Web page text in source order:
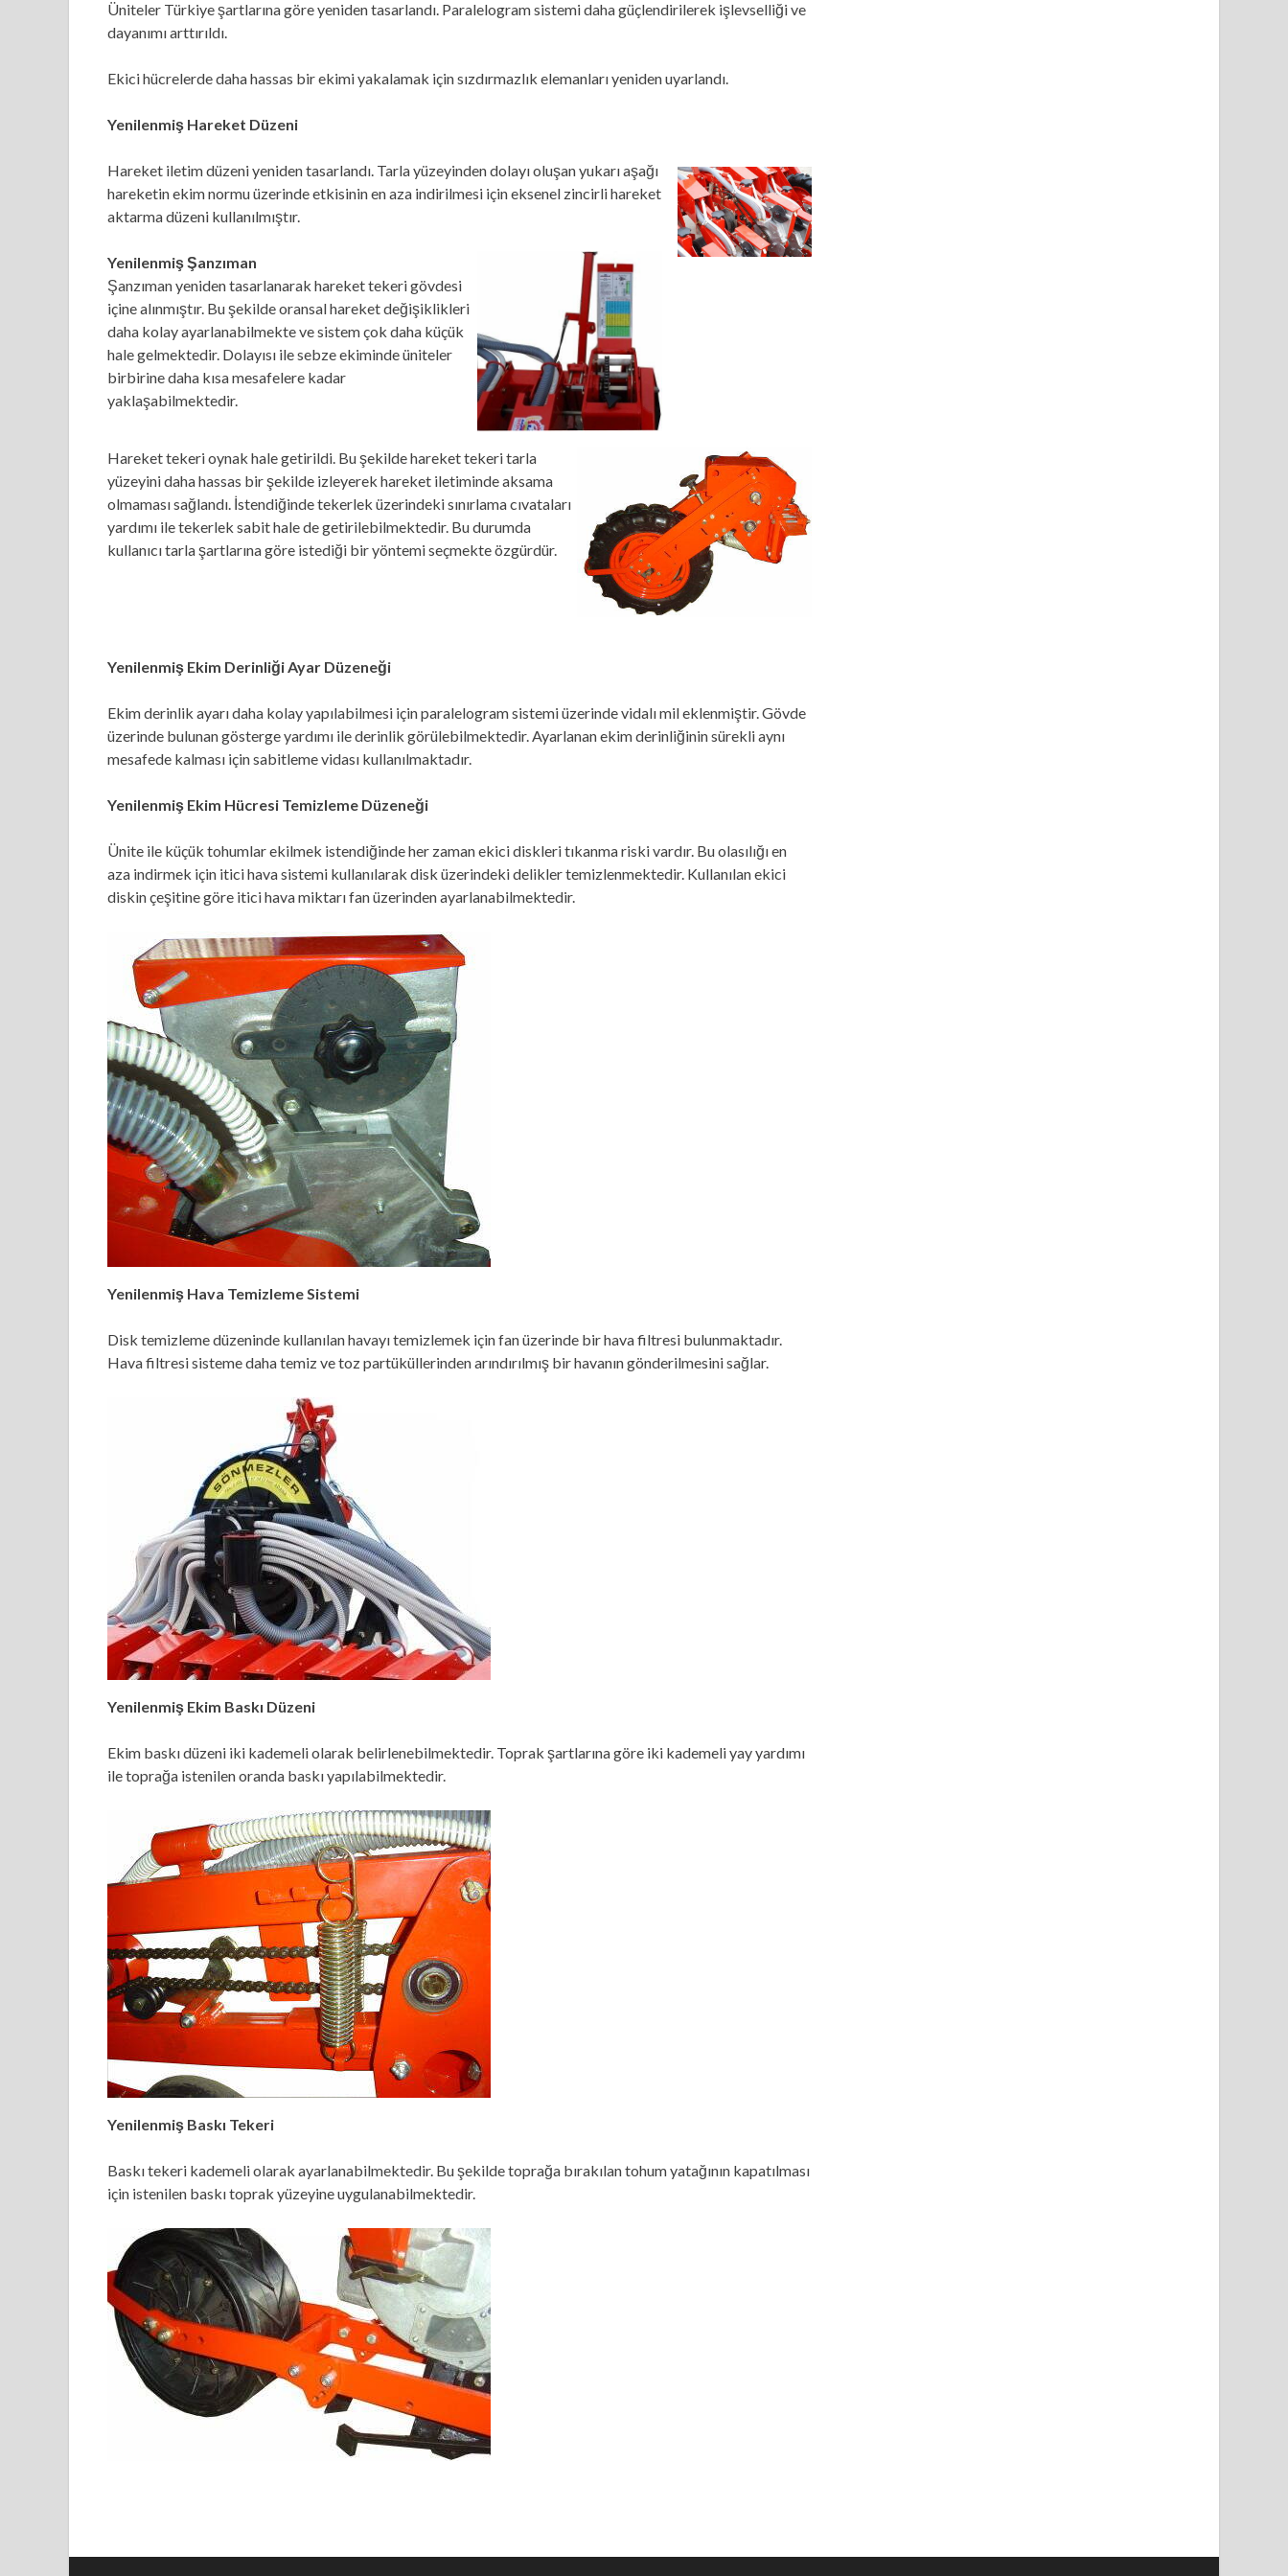
Üniteler Türkiye şartlarına göre yeniden tasarlandı. Paralelogram sistemi daha güçlendirilerek işlevselliği ve
dayanımı arttırıldı.
Ekici hücrelerde daha hassas bir ekimi yakalamak için sızdırmazlık elemanları yeniden uyarlandı.
Yenilenmiş Hareket Düzeni
Hareket iletim düzeni yeniden tasarlandı. Tarla yüzeyinden dolayı oluşan yukarı aşağı
hareketin ekim normu üzerinde etkisinin en aza indirilmesi için eksenel zincirli hareket
aktarma düzeni kullanılmıştır.
Yenilenmiş Şanzıman
Şanzıman yeniden tasarlanarak hareket tekeri gövdesi
içine alınmıştır. Bu şekilde oransal hareket değişiklikleri
daha kolay ayarlanabilmekte ve sistem çok daha küçük
hale gelmektedir. Dolayısı ile sebze ekiminde üniteler
birbirine daha kısa mesafelere kadar
yaklaşabilmektedir.
Hareket tekeri oynak hale getirildi. Bu şekilde hareket tekeri tarla
yüzeyini daha hassas bir şekilde izleyerek hareket iletiminde aksama
olmaması sağlandı. İstendiğinde tekerlek üzerindeki sınırlama cıvataları
yardımı ile tekerlek sabit hale de getirilebilmektedir. Bu durumda
kullanıcı tarla şartlarına göre istediği bir yöntemi seçmekte özgürdür.
Yenilenmiş Ekim Derinliği Ayar Düzeneği
Ekim derinlik ayarı daha kolay yapılabilmesi için paralelogram sistemi üzerinde vidalı mil eklenmiştir. Gövde
üzerinde bulunan gösterge yardımı ile derinlik görülebilmektedir. Ayarlanan ekim derinliğinin sürekli aynı
mesafede kalması için sabitleme vidası kullanılmaktadır.
Yenilenmiş Ekim Hücresi Temizleme Düzeneği
Ünite ile küçük tohumlar ekilmek istendiğinde her zaman ekici diskleri tıkanma riski vardır. Bu olasılığı en
aza indirmek için itici hava sistemi kullanılarak disk üzerindeki delikler temizlenmektedir. Kullanılan ekici
diskin çeşitine göre itici hava miktarı fan üzerinden ayarlanabilmektedir.
Yenilenmiş Hava Temizleme Sistemi
Disk temizleme düzeninde kullanılan havayı temizlemek için fan üzerinde bir hava filtresi bulunmaktadır.
Hava filtresi sisteme daha temiz ve toz partüküllerinden arındırılmış bir havanın gönderilmesini sağlar.
Yenilenmiş Ekim Baskı Düzeni
Ekim baskı düzeni iki kademeli olarak belirlenebilmektedir. Toprak şartlarına göre iki kademeli yay yardımı
ile toprağa istenilen oranda baskı yapılabilmektedir.
Yenilenmiş Baskı Tekeri
Baskı tekeri kademeli olarak ayarlanabilmektedir. Bu şekilde toprağa bırakılan tohum yatağının kapatılması
için istenilen baskı toprak yüzeyine uygulanabilmektedir.